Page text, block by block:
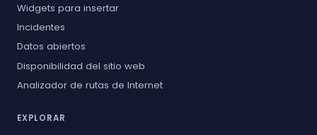
Widgets para insertar
Incidentes
Datos abiertos
Disponibilidad del sitio web
Analizador de rutas de Internet
EXPLORAR